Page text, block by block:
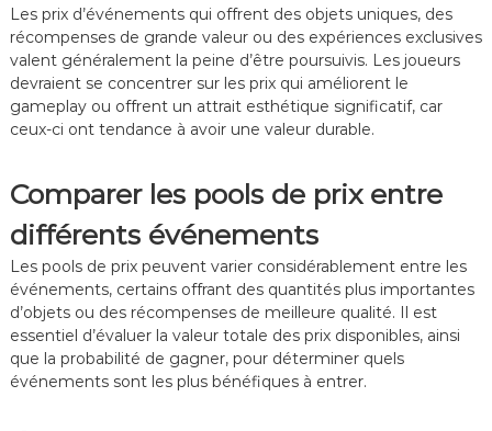
Les prix d’événements qui offrent des objets uniques, des
récompenses de grande valeur ou des expériences exclusives
valent généralement la peine d’être poursuivis. Les joueurs
devraient se concentrer sur les prix qui améliorent le
gameplay ou offrent un attrait esthétique significatif, car
ceux-ci ont tendance à avoir une valeur durable.
Comparer les pools de prix entre
différents événements
Les pools de prix peuvent varier considérablement entre les
événements, certains offrant des quantités plus importantes
d’objets ou des récompenses de meilleure qualité. Il est
essentiel d’évaluer la valeur totale des prix disponibles, ainsi
que la probabilité de gagner, pour déterminer quels
événements sont les plus bénéfiques à entrer.